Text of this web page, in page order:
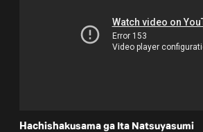
Hachishakusama ga Ita Natsuyasumi